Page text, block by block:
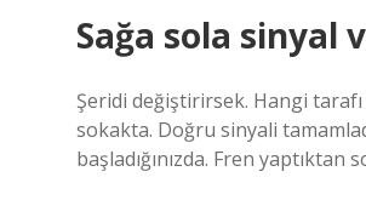
Sağa sola sinyal
Şeridi değiştirirsek. Hangi
sokakta. Doğru sinyali
başladığınızda. Fren yaptıktan